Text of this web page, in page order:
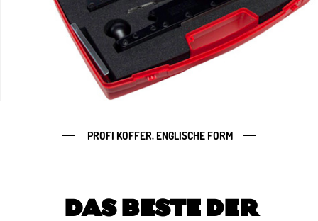
PROFI KOFFER, ENGLISCHE FORM
DAS BESTE DER